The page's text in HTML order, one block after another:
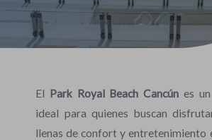
El Park Royal Beach Cancún es
ideal para quienes buscan
llenas de confort y entretenimiento